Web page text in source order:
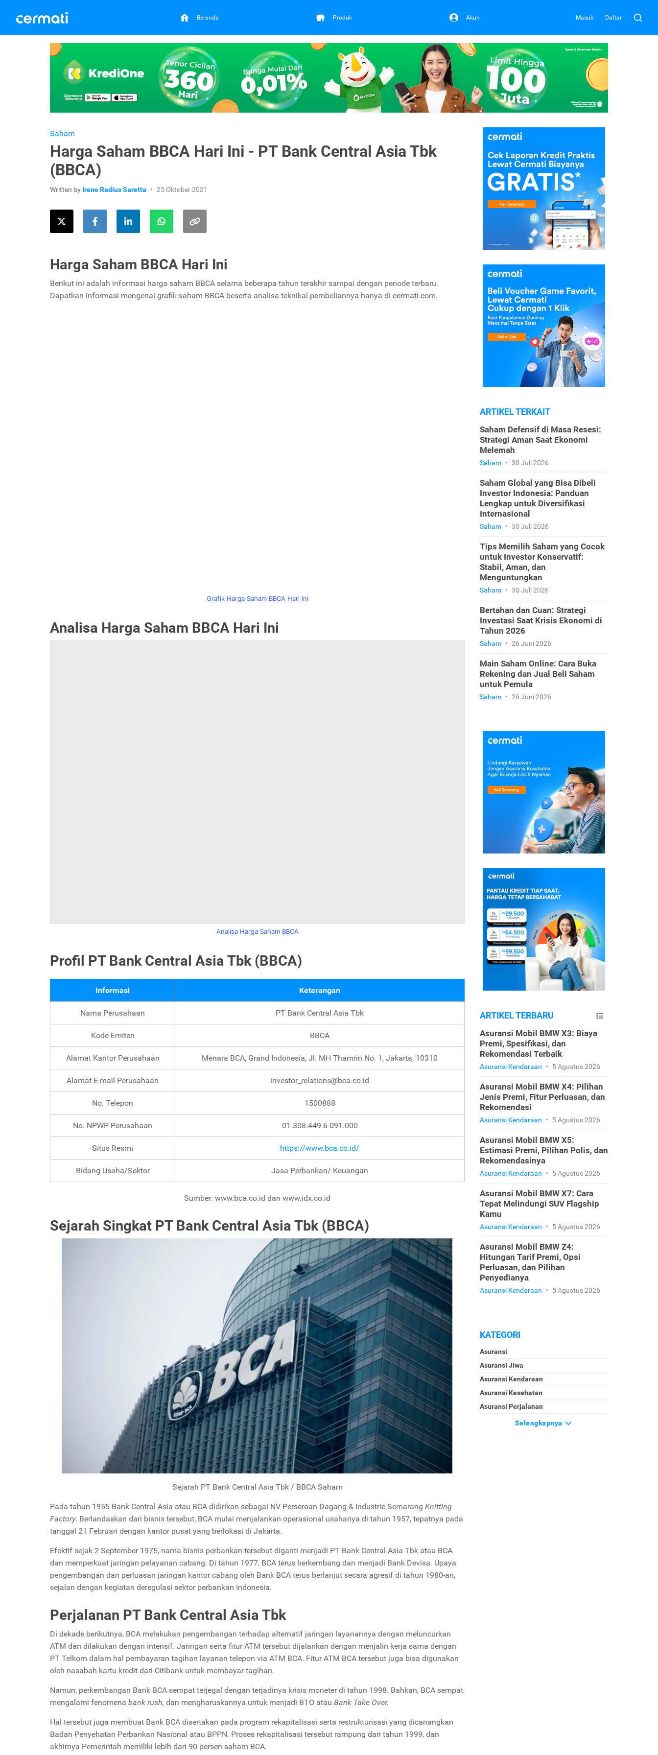
Beranda Produk Akun Masuk Daftar
Saham
Harga Saham BBCA Hari Ini - PT Bank Central Asia Tbk
(BBCA)
Written by Irene Radius Saretta 25 Oktober 2021
Harga Saham BBCA Hari Ini
Berikut ini adalah informasi harga saham BBCA selama beberapa tahun terakhir sampai dengan periode terbaru.
Dapatkan informasi mengenai grafik saham BBCA beserta analisa teknikal pembeliannya hanya di cermati.com.
Grafik Harga Saham BBCA Hari Ini
Analisa Harga Saham BBCA Hari Ini
Analisa Harga Saham BBCA
Profil PT Bank Central Asia Tbk (BBCA)
Informasi Keterangan
Nama Perusahaan PT Bank Central Asia Tbk
Kode Emiten BBCA
Alamat Kantor Perusahaan Menara BCA, Grand Indonesia, Jl. MH Thamrin No. 1, Jakarta, 10310
Alamat E-mail Perusahaan investor_relations@bca.co.id
No. Telepon 1500888
No. NPWP Perusahaan 01.308.449.6-091.000
Situs Resmi https://www.bca.co.id/
Bidang Usaha/Sektor Jasa Perbankan/ Keuangan
Sumber: www.bca.co.id dan www.idx.co.id
Sejarah Singkat PT Bank Central Asia Tbk (BBCA)
Sejarah PT Bank Central Asia Tbk / BBCA Saham
Pada tahun 1955 Bank Central Asia atau BCA didirikan sebagai NV Perseroan Dagang & Industrie Semarang Knitting
Factory. Berlandaskan dari bisnis tersebut, BCA mulai menjalankan operasional usahanya di tahun 1957, tepatnya pada
tanggal 21 Februari dengan kantor pusat yang berlokasi di Jakarta.
Efektif sejak 2 September 1975, nama bisnis perbankan tersebut diganti menjadi PT Bank Central Asia Tbk atau BCA
dan memperkuat jaringan pelayanan cabang. Di tahun 1977, BCA terus berkembang dan menjadi Bank Devisa. Upaya
pengembangan dan perluasan jaringan kantor cabang oleh Bank BCA terus berlanjut secara agresif di tahun 1980-an,
sejalan dengan kegiatan deregulasi sektor perbankan Indonesia.
Perjalanan PT Bank Central Asia Tbk
Di dekade berikutnya, BCA melakukan pengembangan terhadap alternatif jaringan layanannya dengan meluncurkan
ATM dan dilakukan dengan intensif. Jaringan serta fitur ATM tersebut dijalankan dengan menjalin kerja sama dengan
PT Telkom dalam hal pembayaran tagihan layanan telepon via ATM BCA. Fitur ATM BCA tersebut juga bisa digunakan
oleh nasabah kartu kredit dari Citibank untuk membayar tagihan.
Namun, perkembangan Bank BCA sempat terjegal dengan terjadinya krisis moneter di tahun 1998. Bahkan, BCA sempat
mengalami fenomena bank rush, dan mengharuskannya untuk menjadi BTO atau Bank Take Over.
Hal tersebut juga membuat Bank BCA disertakan pada program rekapitalisasi serta restrukturisasi yang dicanangkan
Badan Penyehatan Perbankan Nasional atau BPPN. Proses rekapitalisasi tersebut rampung dari tahun 1999, dan
akhirnya Pemerintah memiliki lebih dari 90 persen saham BCA.
ARTIKEL TERKAIT
Saham Defensif di Masa Resesi:
Strategi Aman Saat Ekonomi
Melemah
Saham • 30 Juli 2026
Saham Global yang Bisa Dibeli
Investor Indonesia: Panduan
Lengkap untuk Diversifikasi
Internasional
Saham • 30 Juli 2026
Tips Memilih Saham yang Cocok
untuk Investor Konservatif:
Stabil, Aman, dan
Menguntungkan
Saham • 30 Juli 2026
Bertahan dan Cuan: Strategi
Investasi Saat Krisis Ekonomi di
Tahun 2026
Saham • 26 Juni 2026
Main Saham Online: Cara Buka
Rekening dan Jual Beli Saham
untuk Pemula
Saham • 26 Juni 2026
ARTIKEL TERBARU
Asuransi Mobil BMW X3: Biaya
Premi, Spesifikasi, dan
Rekomendasi Terbaik
Asuransi Kendaraan • 5 Agustus 2026
Asuransi Mobil BMW X4: Pilihan
Jenis Premi, Fitur Perluasan, dan
Rekomendasi
Asuransi Kendaraan • 5 Agustus 2026
Asuransi Mobil BMW X5:
Estimasi Premi, Pilihan Polis, dan
Rekomendasinya
Asuransi Kendaraan • 5 Agustus 2026
Asuransi Mobil BMW X7: Cara
Tepat Melindungi SUV Flagship
Kamu
Asuransi Kendaraan • 5 Agustus 2026
Asuransi Mobil BMW Z4:
Hitungan Tarif Premi, Opsi
Perluasan, dan Pilihan
Penyedianya
Asuransi Kendaraan • 5 Agustus 2026
KATEGORI
Asuransi
Asuransi Jiwa
Asuransi Kendaraan
Asuransi Kesehatan
Asuransi Perjalanan
Selengkapnya